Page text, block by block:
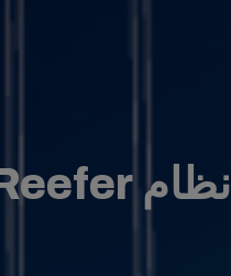
نظام iReefer من MSC